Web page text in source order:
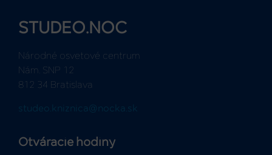
STUDEO.NOC
Národné osvetové centrum
Nám. SNP 12
812 34 Bratislava
studeo.kniznica@nocka.sk
Otváracie hodiny